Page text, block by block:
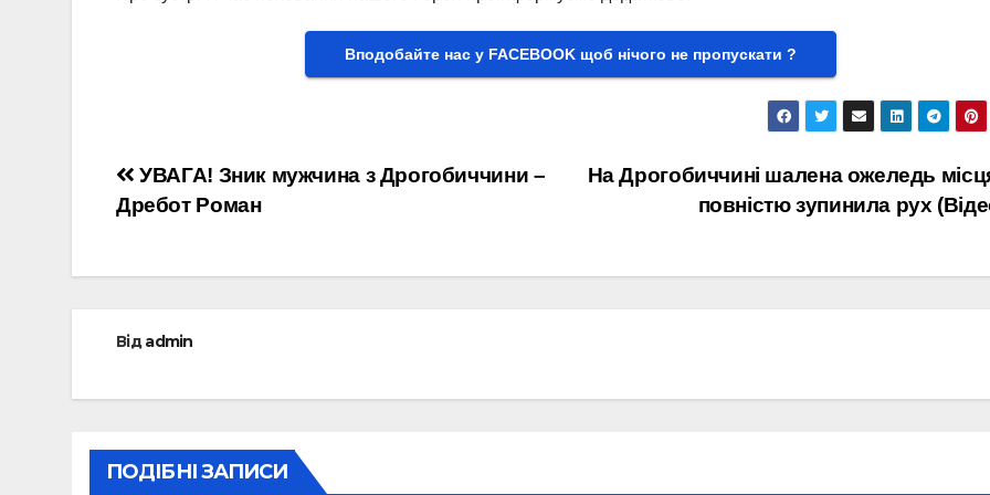
Вподобайте нас у FACEBOOK щоб нічого не пропускати ?
Навігація
записів
На Дрогобиччині шалена ожеледь
повністю зупинила рух
УВАГА! Зник мужчина з Дрогобиччини –
Дребот Роман
Відadmin
ПОДІБНІ ЗАПИСИ